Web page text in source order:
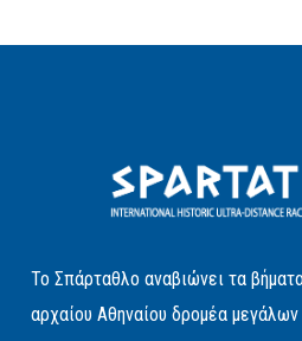
Το Σπάρταθλο αναβιώνει τα
αρχαίου Αθηναίου δρομέα